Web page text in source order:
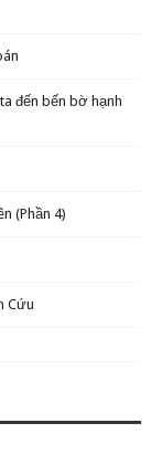
đến bến bờ hạnh
(Phần 4)
Cứu